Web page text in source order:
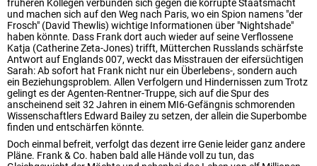
früheren Kollegen verbünden sich gegen die korrupte Staatsmacht
und machen sich auf den Weg nach Paris, wo ein Spion namens "der
Frosch" (David Thewlis) wichtige Informationen über "Nightshade"
haben könnte. Dass Frank dort auch wieder auf seine Verflossene
Katja (Catherine Zeta-Jones) trifft, Mütterchen Russlands schärfste
Antwort auf Englands 007, weckt das Misstrauen der eifersüchtigen
Sarah: Ab sofort hat Frank nicht nur ein Überlebens-, sondern auch
ein Beziehungsproblem. Allen Verfolgern und Hindernissen zum Trotz
gelingt es der Agenten-Rentner-Truppe, sich auf die Spur des
anscheinend seit 32 Jahren in einem MI6-Gefängnis schmorenden
Wissenschaftlers Edward Bailey zu setzen, der allein die Superbombe
finden und entschärfen könnte.
Doch einmal befreit, verfolgt das dezent irre Genie leider ganz andere
Pläne. Frank & Co. haben bald alle Hände voll zu tun, das